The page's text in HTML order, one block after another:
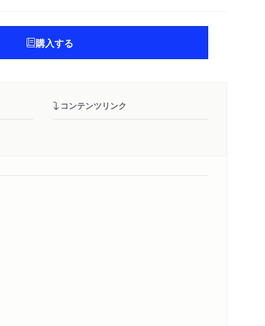
購入する
コンテンツリンク